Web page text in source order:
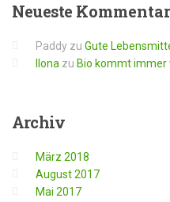
Neueste
Paddy zu Gute
Ilona zu Bio kommt immer
Archiv
März 2018
August 2017
Mai 2017